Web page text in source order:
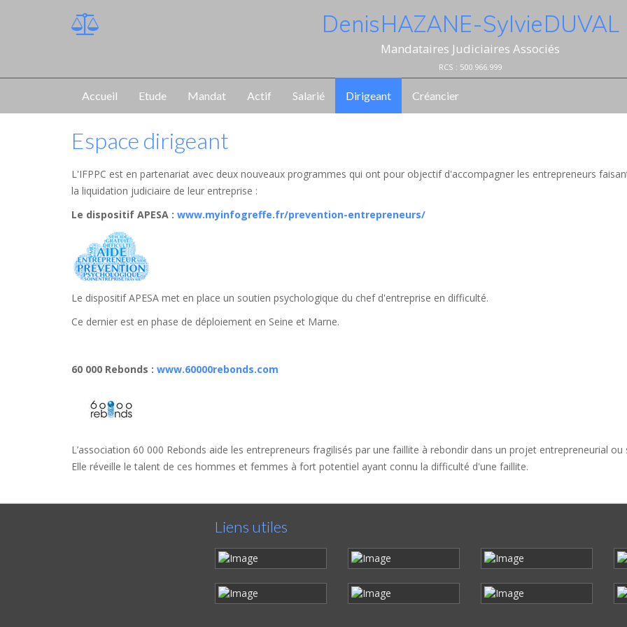
Denis HAZANE - Sylvie DUVAL
Mandataires Judiciaires Associés
RCS : 500.966.999
Accueil Etude Mandat Actif Salarié Dirigeant Créancier
Espace dirigeant
L'IFPPC est en partenariat avec deux nouveaux programmes qui ont pour objectif d'accompagner les entrepreneurs
la liquidation judiciaire de leur entreprise :
Le dispositif APESA : www.myinfogreffe.fr/prevention-entrepreneurs/
Le dispositif APESA met en place un soutien psychologique du chef d'entreprise en difficulté.
Ce dernier est en phase de déploiement en Seine et Marne.
60 000 Rebonds : www.60000rebonds.com
L’association 60 000 Rebonds aide les entrepreneurs fragilisés par une faillite à rebondir dans un projet entrepreneurial ou
Elle réveille le talent de ces hommes et femmes à fort potentiel ayant connu la difficulté d'une faillite.
Liens utiles